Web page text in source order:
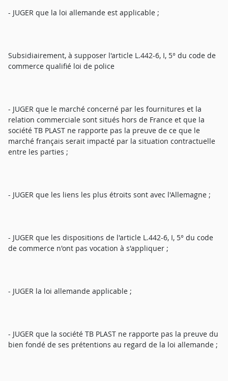
- JUGER que la loi allemande est applicable ;
Subsidiairement, à supposer l'article L.442-6, I, 5° du code de
commerce qualifié loi de police
- JUGER que le marché concerné par les fournitures et la
relation commerciale sont situés hors de France et que la
société TB PLAST ne rapporte pas la preuve de ce que le
marché français serait impacté par la situation contractuelle
entre les parties ;
- JUGER que les liens les plus étroits sont avec l'Allemagne ;
- JUGER que les dispositions de l'article L.442-6, I, 5° du code
de commerce n'ont pas vocation à s'appliquer ;
- JUGER la loi allemande applicable ;
- JUGER que la société TB PLAST ne rapporte pas la preuve du
bien fondé de ses prétentions au regard de la loi allemande ;